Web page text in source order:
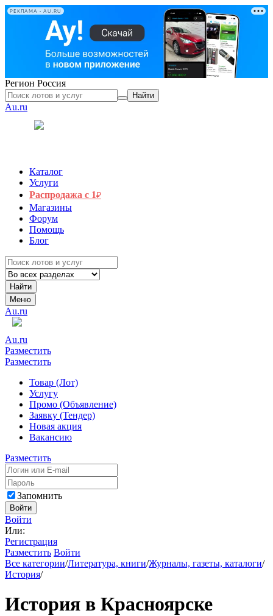
РЕКЛАМА • AU.RU
Регион Россия
Найти
Au.ru
Каталог
Услуги
Распродажа с 1₽
Магазины
Форум
Помощь
Блог
Найти
Меню
Au.ru
Au.ru
Разместить
Разместить
Товар (Лот)
Услугу
Промо (Объявление)
Заявку (Тендер)
Новая акция
Вакансию
Разместить
Запомнить
Войти
Войти
Или:
Регистрация
Разместить Войти
Все категории/Литература, книги/Журналы, газеты, каталоги/
История/
История в Красноярске